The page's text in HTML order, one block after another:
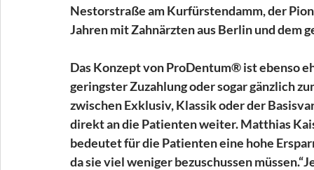
Nestorstraße am Kurfürstendamm, der
Jahren mit Zahnärzten aus Berlin und dem
Das Konzept von ProDentum® ist ebenso
geringster Zuzahlung oder sogar gänzlich
zwischen Exklusiv, Klassik oder der
direkt an die Patienten weiter. Matthias
bedeutet für die Patienten eine hohe
da sie viel weniger bezuschussen